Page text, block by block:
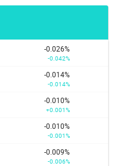
-0.026%
-0.042%
-0.014%
-0.014%
-0.010%
+0.001%
-0.010%
-0.001%
-0.009%
-0.006%